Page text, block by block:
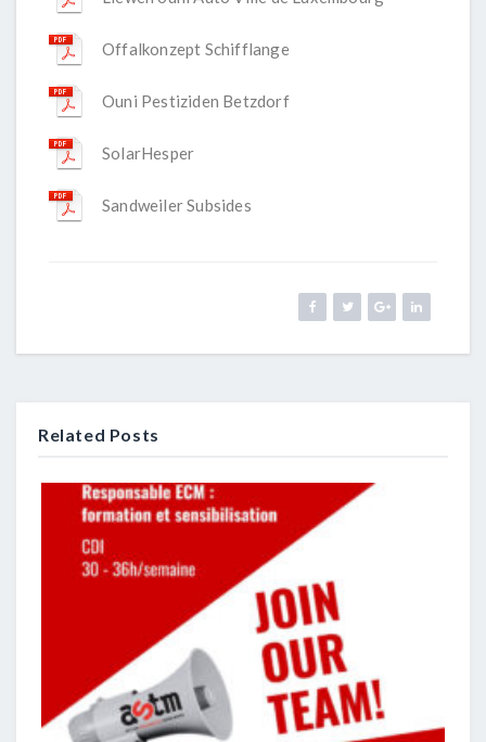
Offalkonzept Schifflange
Ouni Pestiziden Betzdorf
SolarHesper
Sandweiler Subsides
Related Posts